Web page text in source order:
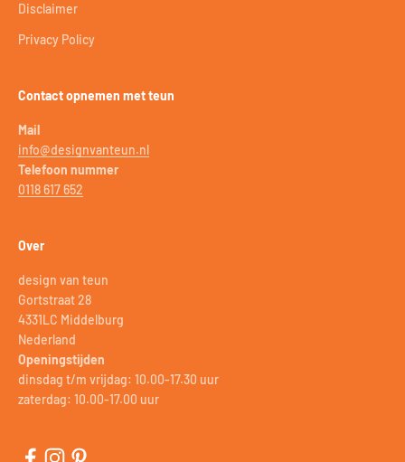
Disclaimer
Privacy Policy
Contact opnemen met teun
Mail
info@designvanteun.nl
Telefoon nummer
0118 617 652
Over
design van teun
Gortstraat 28
4331LC Middelburg
Nederland
Openingstijden
dinsdag t/m vrijdag: 10.00-17.30 uur
zaterdag: 10.00-17.00 uur